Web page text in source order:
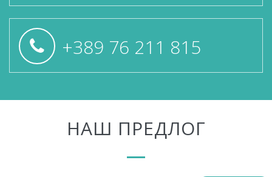
+389 76 211 815
НАШ ПРЕДЛОГ